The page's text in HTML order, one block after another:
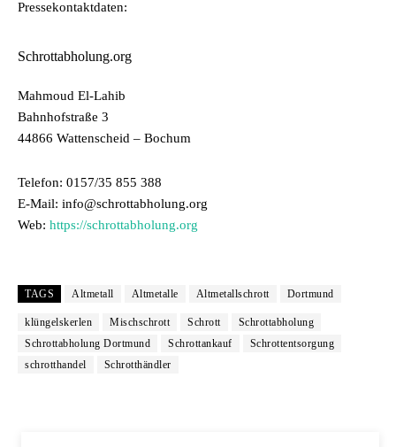
Pressekontaktdaten:
Schrottabholung.org
Mahmoud El-Lahib
Bahnhofstraße 3
44866 Wattenscheid – Bochum
Telefon: 0157/35 855 388
E-Mail: info@schrottabholung.org
Web: https://schrottabholung.org
TAGS Altmetall Altmetalle Altmetallschrott Dortmund
klüngelskerlen Mischschrott Schrott
Schrottabholung
Schrottabholung Dortmund
Schrottankauf
Schrottentsorgung
schrotthandel
Schrotthändler